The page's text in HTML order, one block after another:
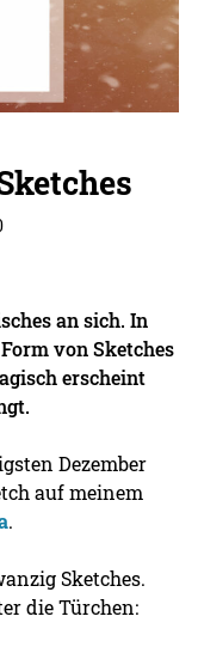
an sich. In
von Sketches
erscheint
Dezember
auf meinem
.
Sketches.
die Türchen: